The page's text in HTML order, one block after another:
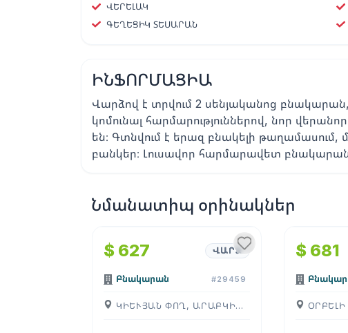
ՎԵՐԵԼԱԿ
ԳԵՂԵՑԻԿ ՏԵՍԱՐԱՆ
ԻՆՖՈՐՄԱՑԻԱ
Վարձով է տրվում 2 սենյականոց բնակարան,
կոմունալ հարմարություններով, նոր
են։ Գտնվում է երազ բնակելի
բանկեր։ Լուսավոր հարմարավետ բնակարան
Նմանատիպ օրինակներ
1/ 4
$ 627 ՎԱՐՁ
Բնակարան #29459
ԿԻԵՒՅԱՆ ՓՈՂ, ԱՐԱԲԿԻՐ, ( ԵՐԵՒԱՆ )
$ 681